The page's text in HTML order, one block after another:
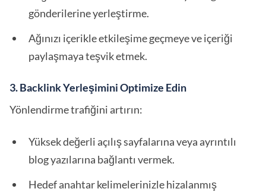
gönderilerine yerleştirme.
Ağınızı içerikle etkileşime geçmeye ve içeriği
paylaşmaya teşvik etmek.
3. Backlink Yerleşimini Optimize Edin
Yönlendirme trafiğini artırın:
Yüksek değerli açılış sayfalarına veya ayrıntılı
blog yazılarına bağlantı vermek.
Hedef anahtar kelimelerinizle hizalanmış